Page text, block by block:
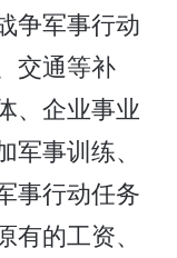
争军事行动
交通等补
、企业事业
事训练、
事行动任务
的工资、